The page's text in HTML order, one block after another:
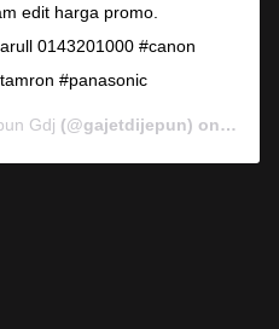
edit harga promo.
0143201000 #canon
#panasonic
Gdj (@gajetdijepun) on Jan 7,